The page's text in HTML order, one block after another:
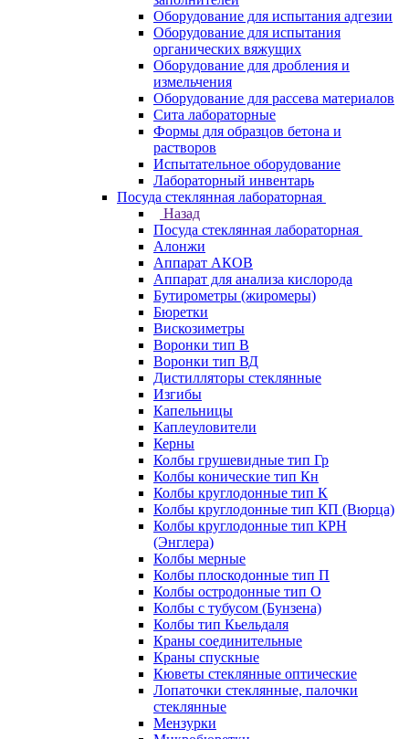
Оборудование для испытания адгезии
Оборудование для испытания
органических вяжущих
Оборудование для дробления и
измельчения
Оборудование для рассева материалов
Сита лабораторные
Формы для образцов бетона и
растворов
Испытательное оборудование
Лабораторный инвентарь
Посуда стеклянная лабораторная
Назад
Посуда стеклянная лабораторная
Алонжи
Аппарат АКОВ
Аппарат для анализа кислорода
Бутирометры (жиромеры)
Бюретки
Вискозиметры
Воронки тип В
Воронки тип ВД
Дистилляторы стеклянные
Изгибы
Капельницы
Каплеуловители
Керны
Колбы грушевидные тип Гр
Колбы конические тип Кн
Колбы круглодонные тип К
Колбы круглодонные тип КП (Вюрца)
Колбы круглодонные тип КРН
(Энглера)
Колбы мерные
Колбы плоскодонные тип П
Колбы остродонные тип О
Колбы с тубусом (Бунзена)
Колбы тип Кьельдаля
Краны соединительные
Краны спускные
Кюветы стеклянные оптические
Лопаточки стеклянные, палочки
стеклянные
Мензурки